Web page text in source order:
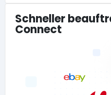
Schneller
Connect